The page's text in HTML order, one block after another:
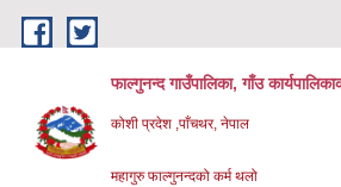
Skip to main content
फाल्गुनन्द गाउँपालिका, गाँउ
कोशी प्रदेश ,पाँचथर, नेपाल
महागुरु फाल्गुनन्दको कर्म थलो